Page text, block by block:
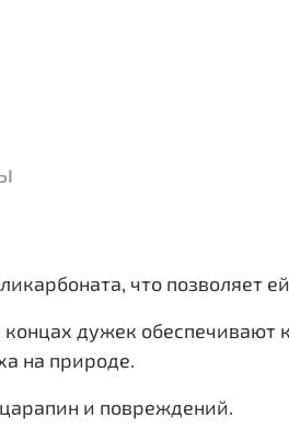
что позволяет
дужек
на природе.
и повреждений.